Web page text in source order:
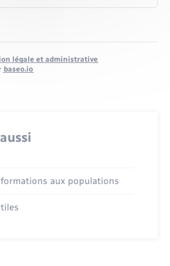
légale et administrative
baseo.io
aux populations